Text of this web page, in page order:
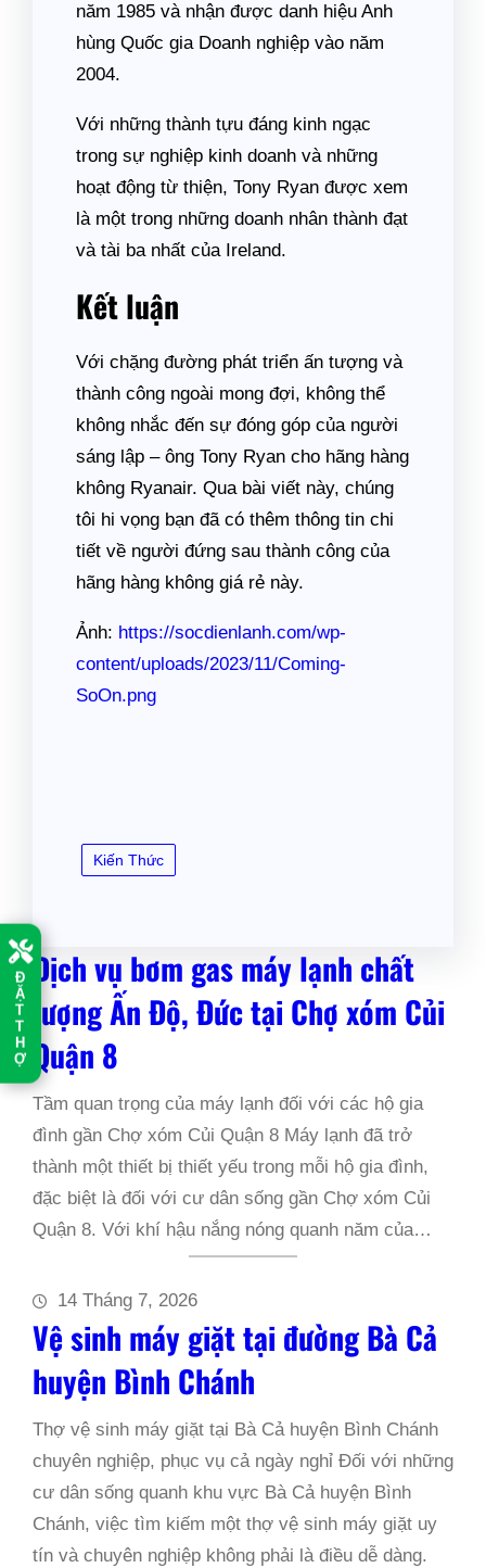
Đ
Ặ
T
T
H
Ợ
năm 1985 và nhận được danh hiệu Anh
hùng Quốc gia Doanh nghiệp vào năm
2004.
Với những thành tựu đáng kinh ngạc
trong sự nghiệp kinh doanh và những
hoạt động từ thiện, Tony Ryan được xem
là một trong những doanh nhân thành đạt
và tài ba nhất của Ireland.
Kết luận
Với chặng đường phát triển ấn tượng và
thành công ngoài mong đợi, không thể
không nhắc đến sự đóng góp của người
sáng lập – ông Tony Ryan cho hãng hàng
không Ryanair. Qua bài viết này, chúng
tôi hi vọng bạn đã có thêm thông tin chi
tiết về người đứng sau thành công của
hãng hàng không giá rẻ này.
Ảnh: https://socdienlanh.com/wp-
content/uploads/2023/11/Coming-
SoOn.png
Kiến Thức
Dịch vụ bơm gas máy lạnh chất
lượng Ấn Độ, Đức tại Chợ xóm Củi
Quận 8
Tầm quan trọng của máy lạnh đối với các hộ gia
đình gần Chợ xóm Củi Quận 8 Máy lạnh đã trở
thành một thiết bị thiết yếu trong mỗi hộ gia đình,
đặc biệt là đối với cư dân sống gần Chợ xóm Củi
Quận 8. Với khí hậu nắng nóng quanh năm của…
14 Tháng 7, 2026
Vệ sinh máy giặt tại đường Bà Cả
huyện Bình Chánh
Thợ vệ sinh máy giặt tại Bà Cả huyện Bình Chánh
chuyên nghiệp, phục vụ cả ngày nghỉ Đối với những
cư dân sống quanh khu vực Bà Cả huyện Bình
Chánh, việc tìm kiếm một thợ vệ sinh máy giặt uy
tín và chuyên nghiệp không phải là điều dễ dàng.